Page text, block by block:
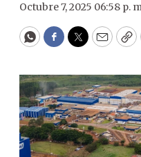
Octubre 7, 2025 06:58 p.
WhatsApp
Facebook
Twitter
Email